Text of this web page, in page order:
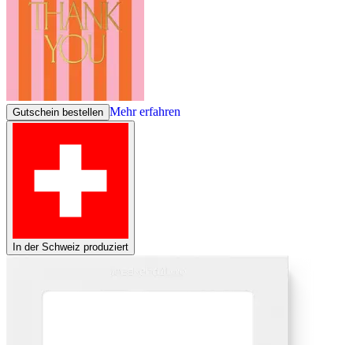
Gutschein bestellen Mehr erfahren
In der Schweiz produziert